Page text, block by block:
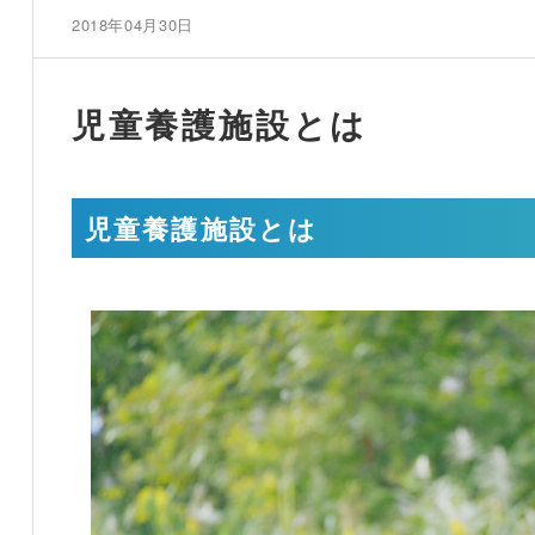
2018年04月30日
児童養護施設とは
児童養護施設とは